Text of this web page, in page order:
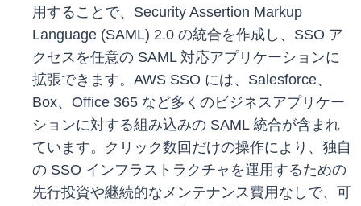
用することで、Security Assertion Markup
Language (SAML) 2.0 の統合を作成し、SSO ア
クセスを任意の SAML 対応アプリケーションに
拡張できます。AWS SSO には、Salesforce、
Box、Office 365 など多くのビジネスアプリケー
ションに対する組み込みの SAML 統合が含まれ
ています。クリック数回だけの操作により、独自
の SSO インフラストラクチャを運用するための
先行投資や継続的なメンテナンス費用なしで、可